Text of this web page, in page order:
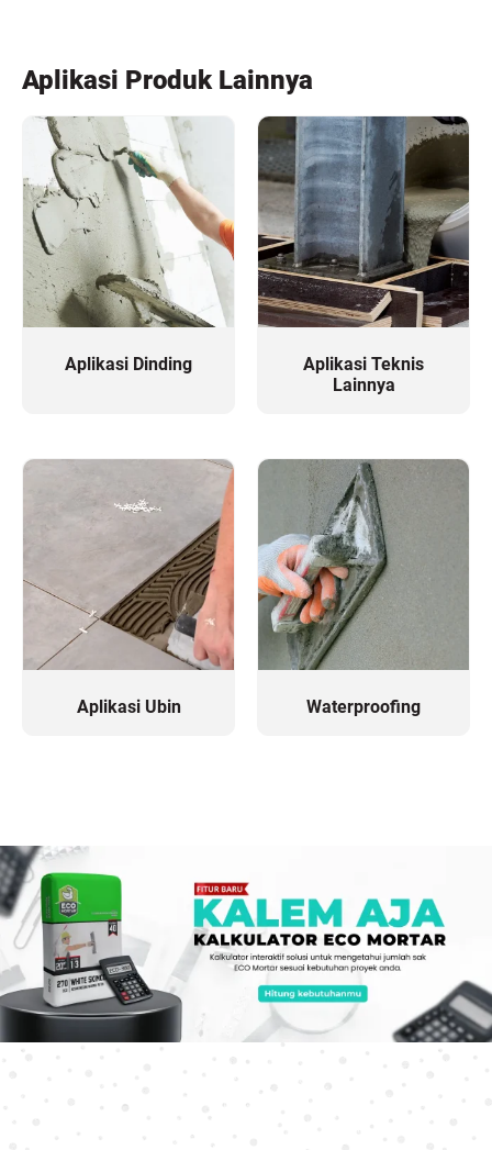
Aplikasi Produk Lainnya
Aplikasi Dinding
Aplikasi Teknis
Lainnya
Aplikasi Ubin Waterproofing